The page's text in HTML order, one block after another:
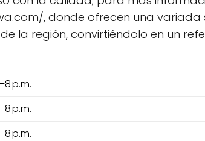
, donde ofrecen una variada
la región, convirtiéndolo en un
p.m.
p.m.
p.m.